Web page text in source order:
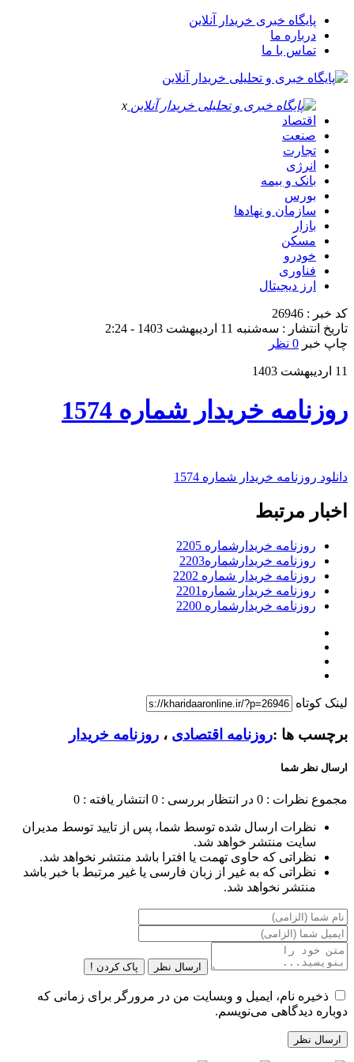
پایگاه خبری خریدار آنلاین
درباره ما
تماس با ما
x
اقتصاد
صنعت
تجارت
انرژی
بانک و بیمه
بورس
سازمان و نهادها
بازار
مسکن
خودرو
فناوری
ارز دیجیتال
کد خبر : 26946
تاریخ انتشار : سه‌شنبه 11 اردیبهشت 1403 - 2:24
چاپ خبر 0 نظر
11 اردیبهشت 1403
روزنامه خریدار شماره 1574
دانلود روزنامه خریدار شماره 1574
اخبار مرتبط
روزنامه خریدارشماره 2205
روزنامه خریدارشماره2203
روزنامه خریدار شماره 2202
روزنامه خریدار شماره2201
روزنامه خریدارشماره 2200
لینک کوتاه
برچسب ها :روزنامه اقتصادی ، روزنامه خریدار
ارسال نظر شما
مجموع نظرات : 0 در انتظار بررسی : 0 انتشار یافته : 0
نظرات ارسال شده توسط شما، پس از تایید توسط مدیران
سایت منتشر خواهد شد.
نظراتی که حاوی تهمت یا افترا باشد منتشر نخواهد شد.
نظراتی که به غیر از زبان فارسی یا غیر مرتبط با خبر باشد
منتشر نخواهد شد.
ارسال نظر پاک کردن !
ذخیره نام، ایمیل و وبسایت من در مرورگر برای زمانی که
دوباره دیدگاهی می‌نویسم.